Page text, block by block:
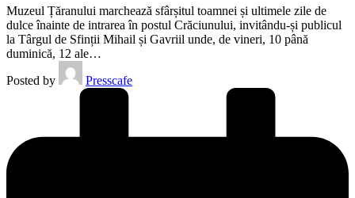
Muzeul Țăranului marchează sfârșitul toamnei și ultimele zile de
dulce înainte de intrarea în postul Crăciunului, invitându-și publicul
la Târgul de Sfinții Mihail și Gavriil unde, de vineri, 10 până
duminică, 12 ale…
Posted by
Presscafe